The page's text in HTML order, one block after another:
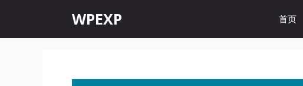
内
WPEXP 首页